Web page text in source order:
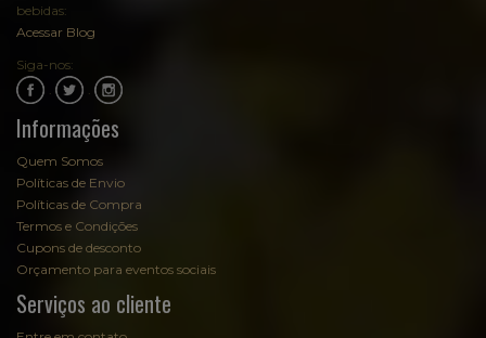
bebidas:
Acessar Blog
Siga-nos:
Informações
Quem Somos
Políticas de Envio
Políticas de Compra
Termos e Condições
Cupons de desconto
Orçamento para eventos sociais
Serviços ao cliente